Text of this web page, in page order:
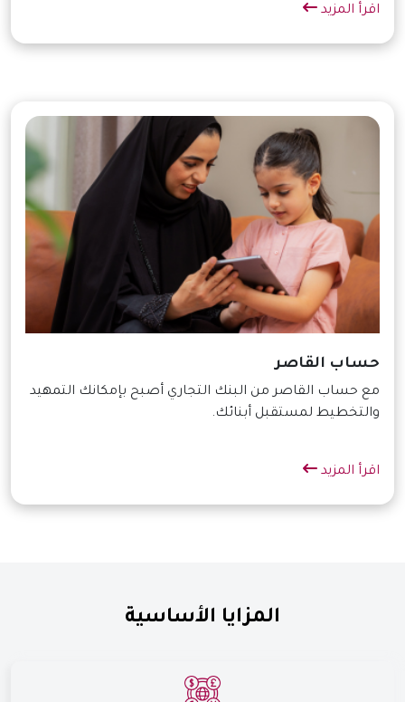
اقرأ المزيد
حساب القاصر
مع حساب القاصر من البنك التجاري أصبح بإمكانك التمهيد
والتخطيط لمستقبل أبنائك.
اقرأ المزيد
المزايا الأساسية